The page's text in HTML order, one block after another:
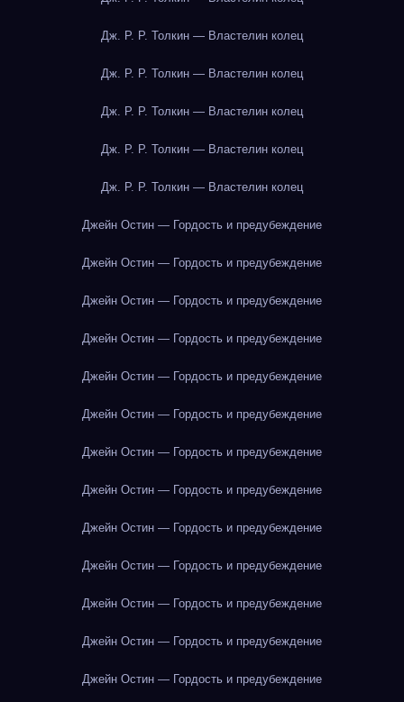
Дж. Р. Р. Толкин — Властелин колец
Дж. Р. Р. Толкин — Властелин колец
Дж. Р. Р. Толкин — Властелин колец
Дж. Р. Р. Толкин — Властелин колец
Дж. Р. Р. Толкин — Властелин колец
Джейн Остин — Гордость и предубеждение
Джейн Остин — Гордость и предубеждение
Джейн Остин — Гордость и предубеждение
Джейн Остин — Гордость и предубеждение
Джейн Остин — Гордость и предубеждение
Джейн Остин — Гордость и предубеждение
Джейн Остин — Гордость и предубеждение
Джейн Остин — Гордость и предубеждение
Джейн Остин — Гордость и предубеждение
Джейн Остин — Гордость и предубеждение
Джейн Остин — Гордость и предубеждение
Джейн Остин — Гордость и предубеждение
Джейн Остин — Гордость и предубеждение